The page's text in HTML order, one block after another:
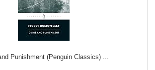
Punishment (Penguin Classics) ...